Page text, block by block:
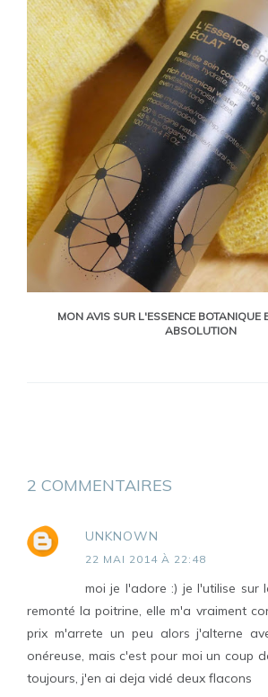
MON AVIS SUR L'ESSENCE BOTANIQUE
ABSOLUTION
2 COMMENTAIRES
UNKNOWN
22 MAI 2014 À 22:48
moi je l'adore :) je l'utilise sur
remonté la poitrine, elle m'a vraiment
prix m'arrete un peu alors j'alterne
onéreuse, mais c'est pour moi un coup
toujours, j'en ai deja vidé deux flacons